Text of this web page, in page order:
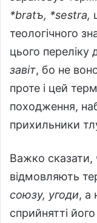
*brаtъ, *sеstrа,
теологічного
цього переліку
завіт, бо не
проте і цей
походження,
прихильники
Важко
відмовляють
союзу, угоди, а
сприйнятті